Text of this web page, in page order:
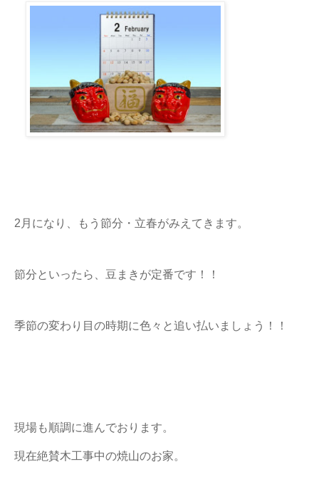
2月になり、もう節分・立春がみえてきます。
節分といったら、豆まきが定番です！！
季節の変わり目の時期に色々と追い払いましょう！！
現場も順調に進んでおります。
現在絶賛木工事中の焼山のお家。